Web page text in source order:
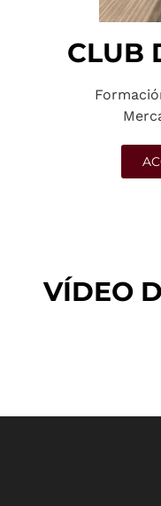
CLUB
VÍDEO